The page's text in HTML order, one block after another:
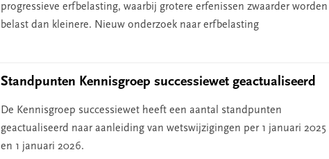
progressieve erfbelasting, waarbij grotere erfenissen zwaarder worden
belast dan kleinere. Nieuw onderzoek naar erfbelasting
Standpunten Kennisgroep successiewet geactualiseerd
De Kennisgroep successiewet heeft een aantal standpunten
geactualiseerd naar aanleiding van wetswijzigingen per 1 januari 2025
en 1 januari 2026.